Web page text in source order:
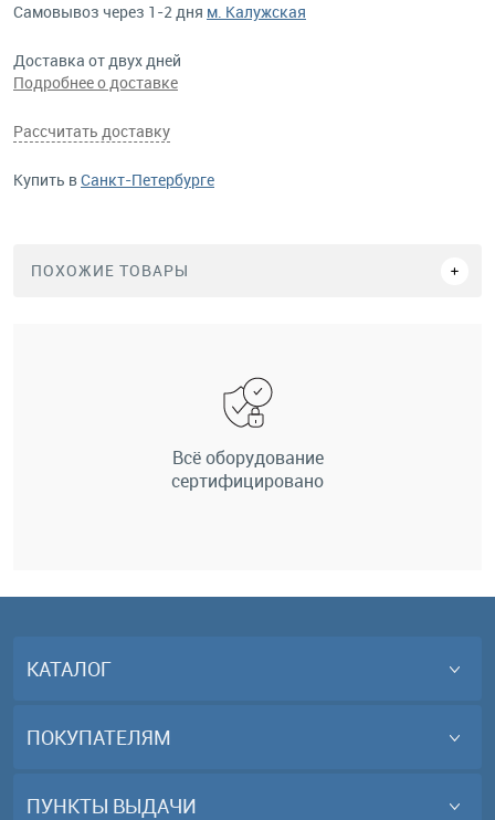
Самовывоз через 1-2 дня м. Калужская
Доставка от двух дней
Подробнее о доставке
Рассчитать доставку
Купить вСанкт-Петербурге
ПОХОЖИЕ ТОВАРЫ
Всё оборудование
сертифицировано
КАТАЛОГ
ПОКУПАТЕЛЯМ
ПУНКТЫ ВЫДАЧИ